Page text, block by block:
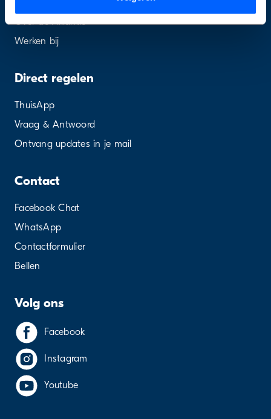
Over de Alliantie
Werken bij
Direct regelen
ThuisApp
Vraag & Antwoord
Ontvang updates in je mail
Contact
Facebook Chat
WhatsApp
Contactformulier
Bellen
Volg ons
Facebook
Instagram
Youtube